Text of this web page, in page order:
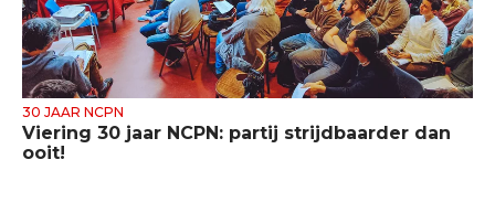
30 JAAR NCPN
Viering 30 jaar NCPN: partij strijdbaarder dan
ooit!